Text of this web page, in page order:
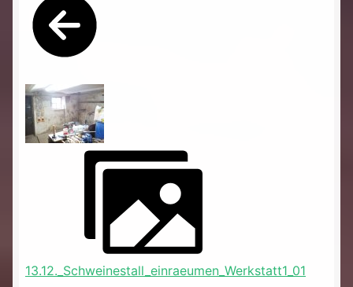
13.12._Schweinestall_einraeumen_Werkstatt1_01